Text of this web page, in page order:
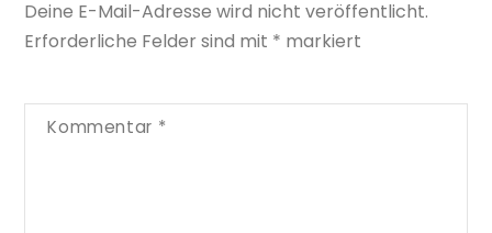
Deine E-Mail-Adresse wird nicht veröffentlicht.
Erforderliche Felder sind mit * markiert
Kommentar *